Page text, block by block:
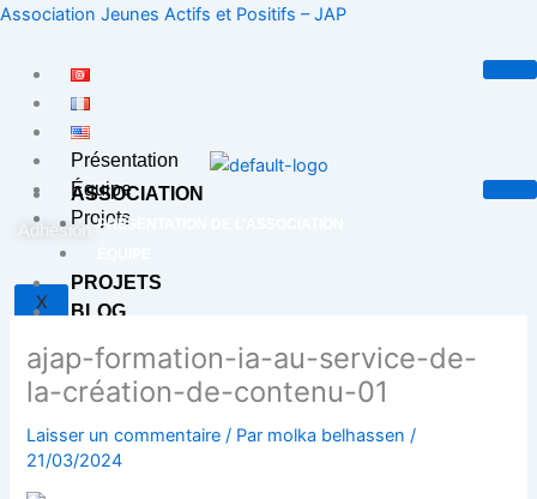
Aller
contenu
Association Jeunes Actifs et Positifs – JAP
Présentation
Équipe
Projets
X
ASSOCIATION
PRÉSENTATION DE L’ASSOCIATION
PROJETS
BLOG
X
Adhésion
ajap-formation-ia-au-service-de-
la-création-de-contenu-01
Laisser un commentaire / Par molka belhassen /
21/03/2024